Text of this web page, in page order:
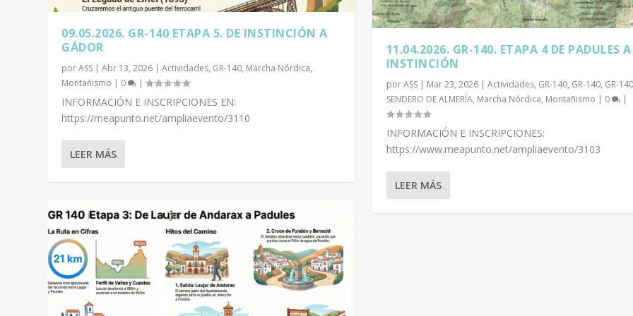
09.05.2026. GR-140 ETAPA 5. DE INSTINCIÓN A
GÁDOR
porASS |Abr 13, 2026 |Actividades, GR-140, Marcha Nórdica,
Montañismo | 0 |
INFORMACIÓN E INSCRIPCIONES EN:
https://meapunto.net/ampliaevento/3110
LEER MÁS
11.04.2026. GR-140. ETAPA 4 DE PADULES A
INSTINCIÓN
porASS| Mar 23, 2026| Actividades, GR-140, GR-140, GR-
SENDERO DE ALMERÍA, Marcha Nórdica, Montañismo | 0 |
INFORMACIÓN E INSCRIPCIONES:
https://www.meapunto.net/ampliaevento/3103
LEER MÁS